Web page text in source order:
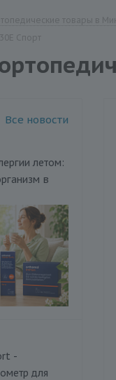
Все новости
летом:
в
-
для